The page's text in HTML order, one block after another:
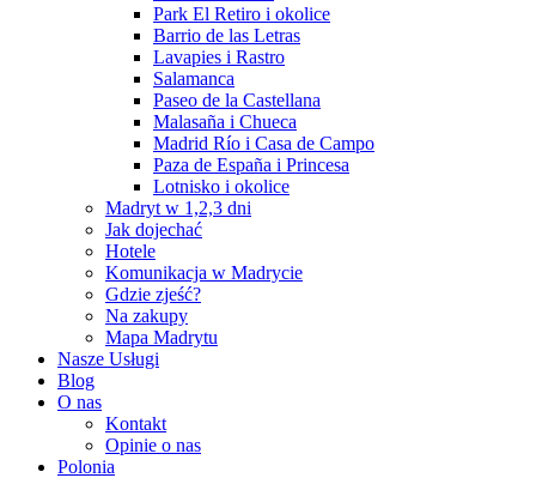
Park El Retiro i okolice
Barrio de las Letras
Lavapies i Rastro
Salamanca
Paseo de la Castellana
Malasaña i Chueca
Madrid Río i Casa de Campo
Paza de España i Princesa
Lotnisko i okolice
Madryt w 1,2,3 dni
Jak dojechać
Hotele
Komunikacja w Madrycie
Gdzie zjeść?
Na zakupy
Mapa Madrytu
Nasze Usługi
Blog
O nas
Kontakt
Opinie o nas
Polonia